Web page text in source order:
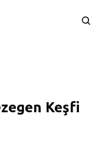
Keşfi